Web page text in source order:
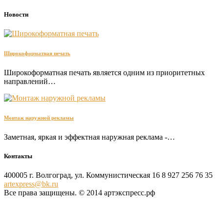
Новости
Широкоформатная печать
Широкоформатная печать является одним из приоритетных
направлений…
Монтаж наружной рекламы
Заметная, яркая и эффектная наружная реклама -…
Контакты
400005 г. Волгоград, ул. Коммунистическая 16 8 927 256 76 35
artexpress@bk.ru
Все права защищены. © 2014 артэкспресс.рф